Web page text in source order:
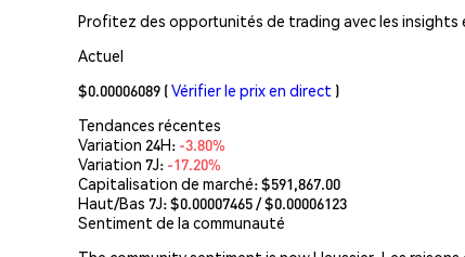
Profitez des opportunités de trading avec les insights
Actuel
$0.00006089 (Vérifier le prix en direct )
Tendances récentes
Variation 24H: -3.80%
Variation 7J: -17.20%
Capitalisation de marché:$591,867.00
Haut/Bas 7J: $0.00007465/ $0.00006123
Sentiment de la communauté